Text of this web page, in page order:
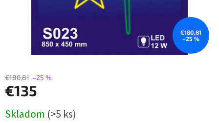
€180,81
–25 %
€180,81 –25 %
€135
cena:
Skladom (>5 ks)